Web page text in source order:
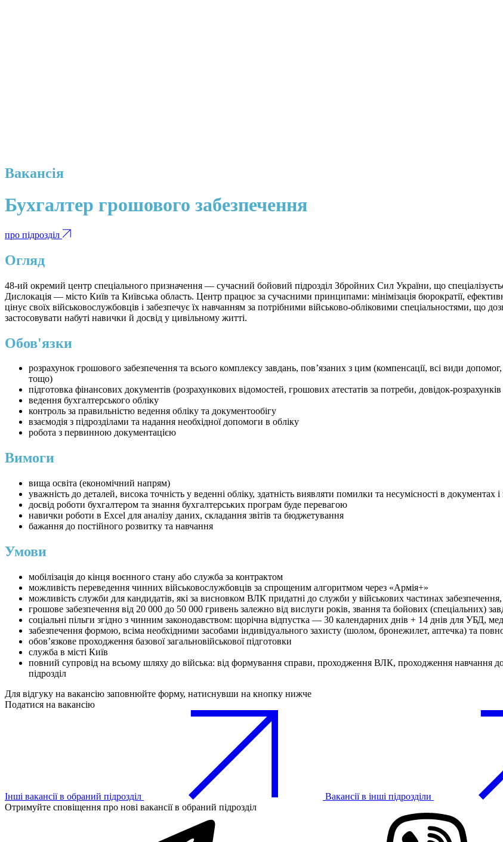
Вакансія
Бухгалтер грошового забезпечення
про підрозділ
Огляд
48-ий окремий центр спеціального призначення — сучасний бойовий підрозділ Збройних Сил України, що
Дислокація — місто Київ та Київська область. Центр працює за сучасними принципами: мінімізація бюрократії,
цінує своїх військовослужбовців і забезпечує їх навчанням за потрібними військово-обліковими спеціальностями, що
застосовувати набуті навички й досвід у цивільному житті.
Обов'язки
розрахунок грошового забезпечення та всього комплексу завдань, пов’язаних з цим (компенсації, всі види
тощо)
підготовка фінансових документів (розрахункових відомостей, грошових атестатів за потреби, довідок-
ведення бухгалтерського обліку
контроль за правильністю ведення обліку та документообігу
взаємодія з підрозділами та надання необхідної допомоги в обліку
робота з первинною документацією
Вимоги
вища освіта (економічний напрям)
уважність до деталей, висока точність у веденні обліку, здатність виявляти помилки та несумісності в документах і
досвід роботи бухгалтером та знання бухгалтерських програм буде перевагою
навички роботи в Excel для аналізу даних, складання звітів та бюджетування
бажання до постійного розвитку та навчання
Умови
мобілізація до кінця воєнного стану або служба за контрактом
можливість переведення чинних військовослужбовців за спрощеним алгоритмом через «Армія+»
можливість служби для кандидатів, які за висновком ВЛК придатні до служби у військових частинах
грошове забезпечення від 20 000 до 50 000 гривень залежно від вислуги років, звання та бойових (спеціальних)
соціальні пільги згідно з чинним законодавством: щорічна відпустка — 30 календарних днів + 14 днів для УБД,
забезпечення формою, всіма необхідними засобами індивідуального захисту (шолом, бронежилет, аптечка) та
обов’язкове проходження базової загальновійськової підготовки
служба в місті Київ
повний супровід на всьому шляху до війська: від формування справи, проходження ВЛК, проходження навчання
підрозділ
Для відгуку на вакансію заповнюйте форму, натиснувши на кнопку нижче
Податися на вакансію
Інші вакансії в обраний підрозділ
Вакансії в інші підрозділи
Отримуйте сповіщення про нові вакансії в обраний підрозділ